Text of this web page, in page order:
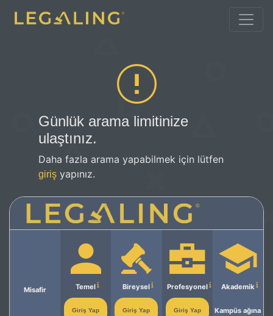
Günlük arama limitinize
ulaştınız.
Daha fazla arama yapabilmek için lütfen
giriş yapınız.
Misafir Temel
Giriş Yap
Bireysel
Giriş Yap
Profesyonel
Giriş Yap
Akademik
Kampüs ağına